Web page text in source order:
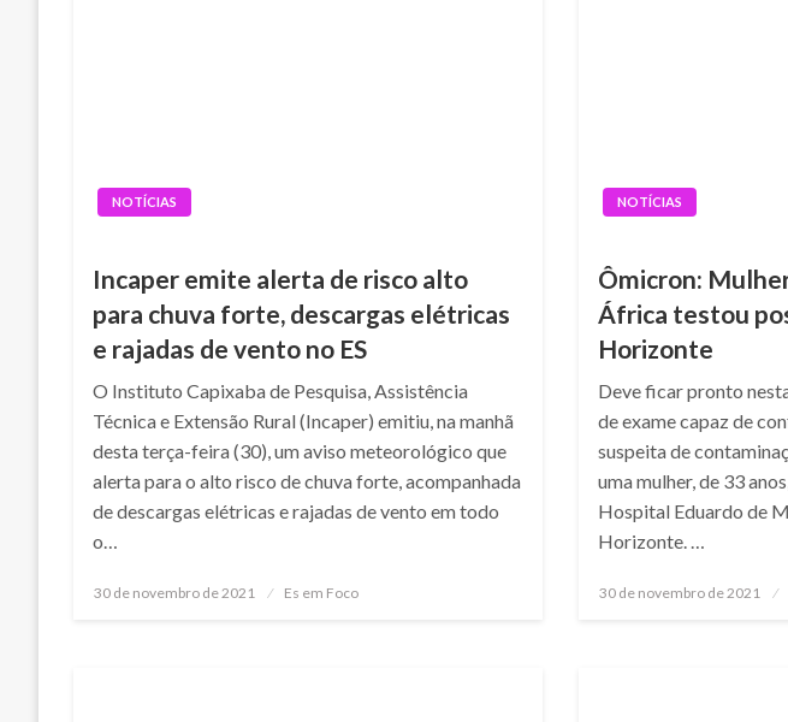
NOTÍCIAS
Incaper emite alerta de risco alto
para chuva forte, descargas elétricas
e rajadas de vento no ES
O Instituto Capixaba de Pesquisa, Assistência
Técnica e Extensão Rural (Incaper) emitiu, na manhã
desta terça-feira (30), um aviso meteorológico que
alerta para o alto risco de chuva forte, acompanhada
de descargas elétricas e rajadas de vento em todo
o…
Posted
30 de novembro de 2021 Es em Foco
NOTÍCIAS
Ômicron:
África testou
Horizonte
Deve ficar pronto
de exame capaz de
suspeita de
uma mulher, de 33
Hospital Eduardo de
Horizonte. …
Posted
30 de novembro de 2021